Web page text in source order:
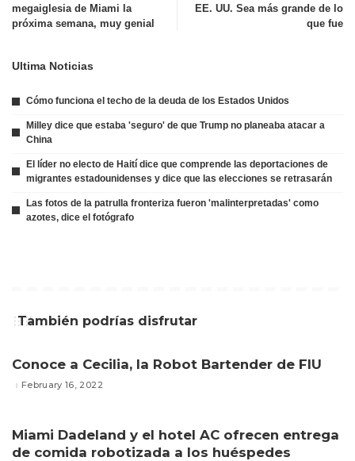
megaiglesia de Miami la
próxima semana, muy genial
EE. UU. Sea más grande de lo
que fue
Ultima Noticias
Cómo funciona el techo de la deuda de los Estados Unidos
Milley dice que estaba 'seguro' de que Trump no planeaba atacar a
China
El líder no electo de Haití dice que comprende las deportaciones de
migrantes estadounidenses y dice que las elecciones se retrasarán
Las fotos de la patrulla fronteriza fueron 'malinterpretadas' como
azotes, dice el fotógrafo
También podrías disfrutar
Conoce a Cecilia, la Robot Bartender de FIU
February 16, 2022
Miami Dadeland y el hotel AC ofrecen entrega
de comida robotizada a los huéspedes